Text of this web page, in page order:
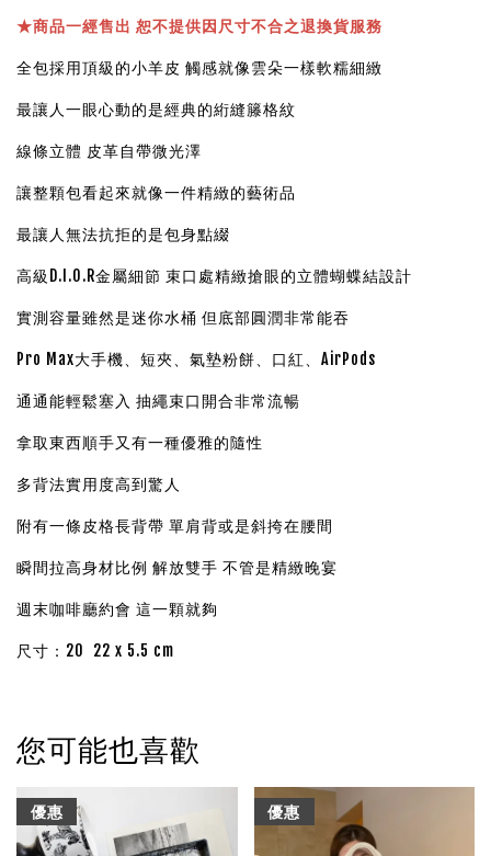
★商品一經售出 恕不提供因尺寸不合之退換貨服務
全包採用頂級的小羊皮 觸感就像雲朵一樣軟糯細緻
最讓人一眼心動的是經典的絎縫籐格紋
線條立體 皮革自帶微光澤
讓整顆包看起來就像一件精緻的藝術品
最讓人無法抗拒的是包身點綴
高級D.I.O.R金屬細節 束口處精緻搶眼的立體蝴蝶結設計
實測容量雖然是迷你水桶 但底部圓潤非常能吞
Pro Max大手機、短夾、氣墊粉餅、口紅、AirPods
通通能輕鬆塞入 抽繩束口開合非常流暢
拿取東西順手又有一種優雅的隨性
多背法實用度高到驚人
附有一條皮格長背帶 單肩背或是斜挎在腰間
瞬間拉高身材比例 解放雙手 不管是精緻晚宴
週末咖啡廳約會 這一顆就夠
尺寸：20 22 x 5.5 cm
您可能也喜歡
優惠 優惠